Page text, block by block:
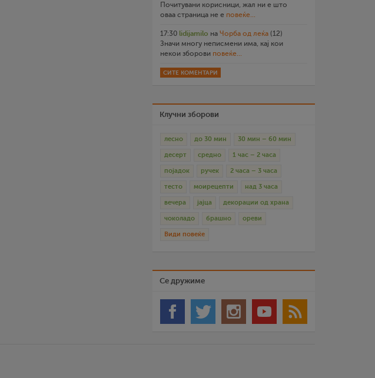
Почитувани корисници, жал ни е што
оваа страница не е повеќе...
17:30 lidijamilo на Чорба од леќа (12)
Значи многу неписмени има, кај кои
некои зборови повеќе...
СИТЕ КОМЕНТАРИ
Клучни зборови
лесно до 30 мин 30 мин – 60 мин
десерт средно 1 час – 2 часа
појадок ручек 2 часа – 3 часа
тесто моирецепти над 3 часа
вечера јајца декорации од храна
чоколадо брашно ореви
Види повеќе
Се дружиме